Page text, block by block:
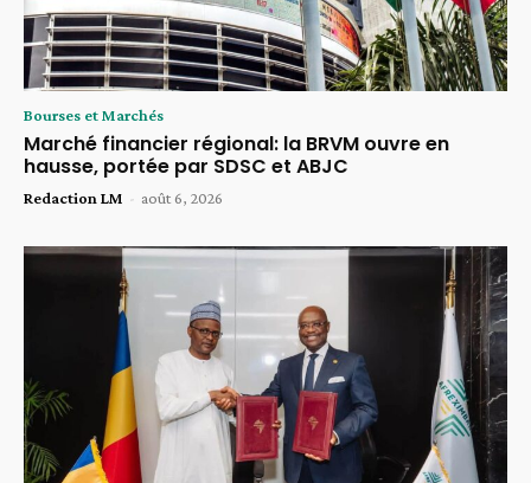
Bourses et Marchés
Marché financier régional: la BRVM ouvre en
hausse, portée par SDSC et ABJC
Redaction LM - août 6, 2026